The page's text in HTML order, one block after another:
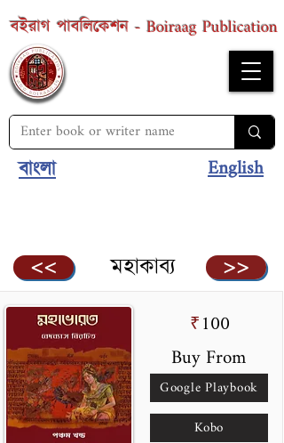
বইরাগ পাবলিকেশন - Boiraag Publication
বাংলা English
মহাকাব্য
<<
₹100
Buy From
Google Playbook
Kobo
>>